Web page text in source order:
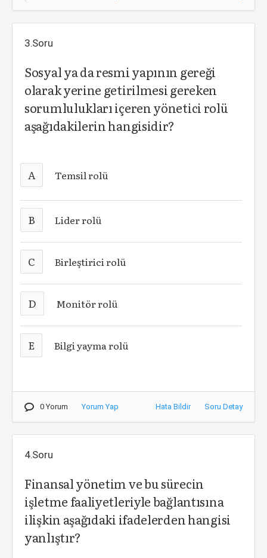
3.Soru
Sosyal ya da resmi yapının gereği
olarak yerine getirilmesi gereken
sorumlulukları içeren yönetici rolü
aşağıdakilerin hangisidir?
A Temsil rolü
B Lider rolü
C Birleştirici rolü
D Monitör rolü
E Bilgi yayma rolü
0 Yorum Yorum Yap Hata Bildir Soru Detay
4.Soru
Finansal yönetim ve bu sürecin
işletme faaliyetleriyle bağlantısına
ilişkin aşağıdaki ifadelerden hangisi
yanlıştır?